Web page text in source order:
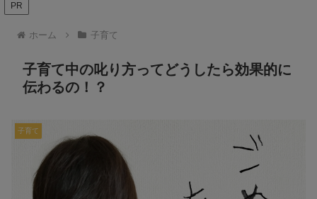
PR
ホーム 子育て
子育て中の叱り方ってどうしたら効果的に
伝わるの！？
子育て